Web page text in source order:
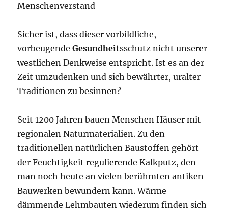
Menschenverstand
Sicher ist, dass dieser vorbildliche,
vorbeugendeGesundheitsschutz nicht unserer
westlichen Denkweise entspricht. Ist es an der
Zeit umzudenken und sich bewährter, uralter
Traditionen zu besinnen?
Seit 1200 Jahren bauen Menschen Häuser mit
regionalen Naturmaterialien. Zu den
traditionellen natürlichen Baustoffen gehört
der Feuchtigkeit regulierende Kalkputz, den
man noch heute an vielen berühmten antiken
Bauwerken bewundern kann. Wärme
dämmende Lehmbauten wiederum finden sich